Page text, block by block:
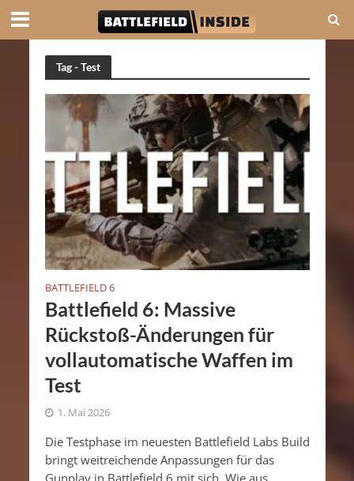
Tag - Test
BATTLEFIELD 6
Battlefield 6: Massive
Rückstoß-Änderungen für
vollautomatische Waffen im
Test
1. Mai 2026
Die Testphase im neuesten Battlefield Labs Build
bringt weitreichende Anpassungen für das